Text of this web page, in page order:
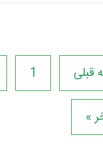
قبلی 1
»